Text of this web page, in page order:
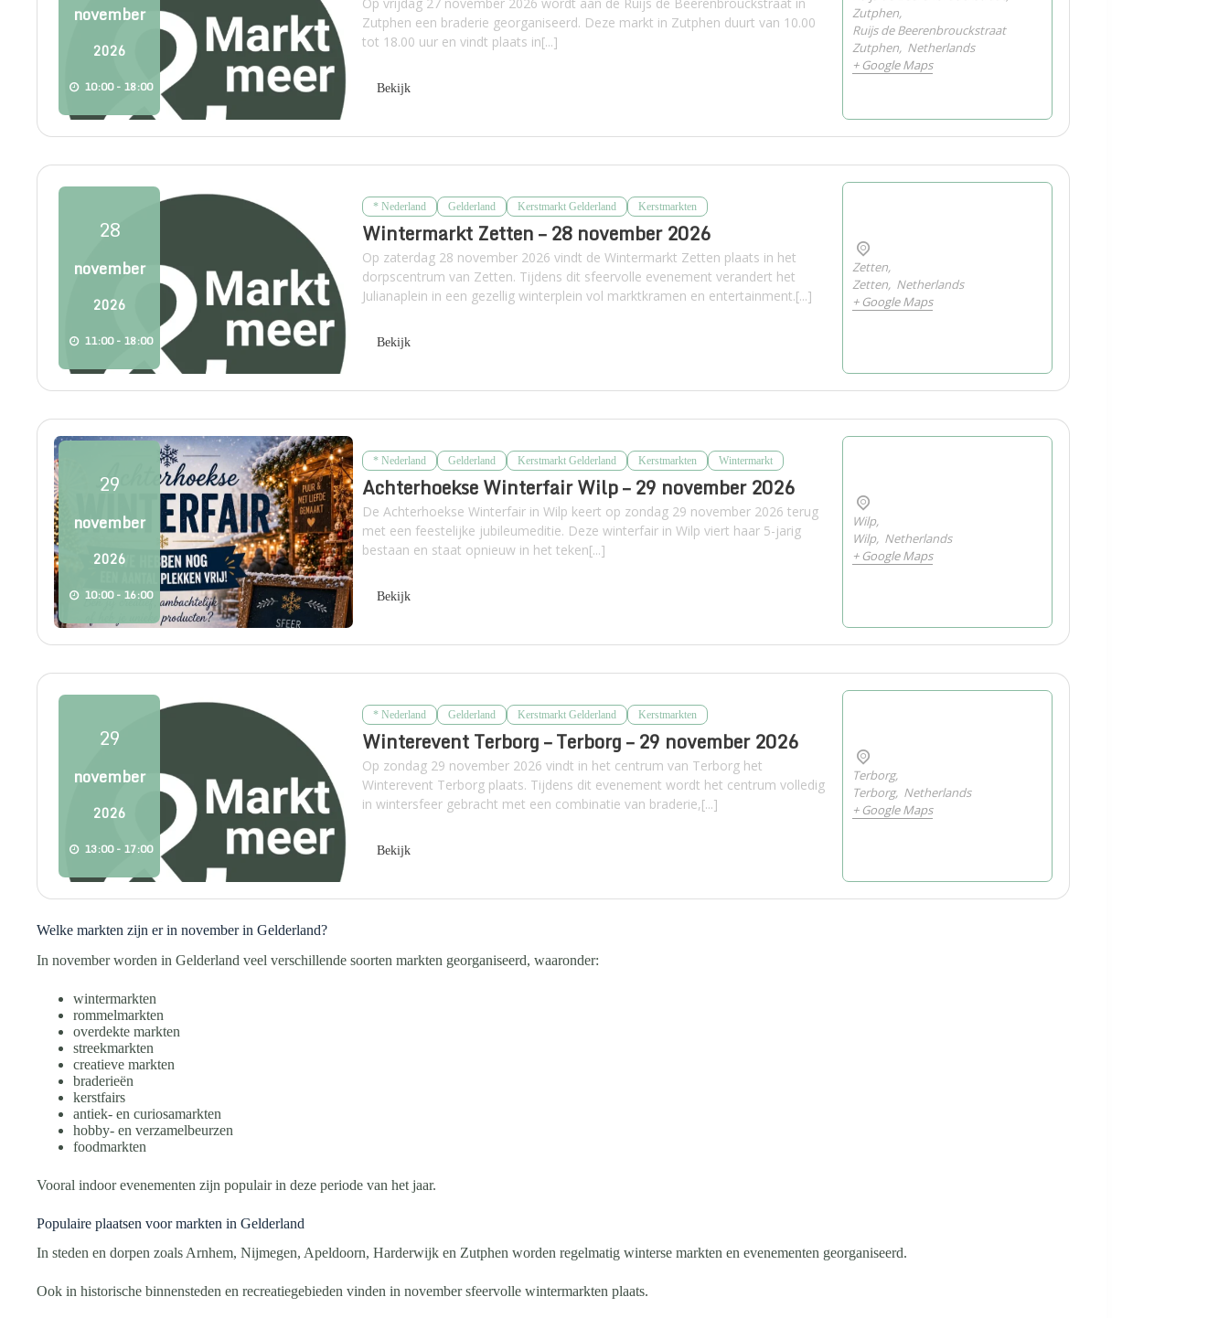
november
2026
10:00 - 18:00
Zutphen een braderie georganiseerd. Deze markt in Zutphen duurt van 10.00
tot 18.00 uur en vindt plaats in[...]
Bekijk
Zutphen,
Ruijs de Beerenbrouckstraat
Zutphen, Netherlands
+ Google Maps
28
november
2026
11:00 - 18:00
* Nederland Gelderland Kerstmarkt Gelderland Kerstmarkten
Wintermarkt Zetten – 28 november 2026
Op zaterdag 28 november 2026 vindt de Wintermarkt Zetten plaats in het
dorpscentrum van Zetten. Tijdens dit sfeervolle evenement verandert het
Julianaplein in een gezellig winterplein vol marktkramen en entertainment.[...]
Bekijk
Zetten,
Zetten, Netherlands
+ Google Maps
29
november
2026
10:00 - 16:00
* Nederland Gelderland Kerstmarkt Gelderland Kerstmarkten Wintermarkt
Achterhoekse Winterfair Wilp – 29 november 2026
De Achterhoekse Winterfair in Wilp keert op zondag 29 november 2026 terug
met een feestelijke jubileumeditie. Deze winterfair in Wilp viert haar 5-jarig
bestaan en staat opnieuw in het teken[...]
Bekijk
Wilp,
Wilp, Netherlands
+ Google Maps
29
november
2026
13:00 - 17:00
* Nederland Gelderland Kerstmarkt Gelderland Kerstmarkten
Winterevent Terborg – Terborg – 29 november 2026
Op zondag 29 november 2026 vindt in het centrum van Terborg het
Winterevent Terborg plaats. Tijdens dit evenement wordt het centrum volledig
in wintersfeer gebracht met een combinatie van braderie,[...]
Bekijk
Terborg,
Terborg, Netherlands
+ Google Maps
Welke markten zijn er in november in Gelderland?
In november worden in Gelderland veel verschillende soorten markten georganiseerd, waaronder:
wintermarkten
rommelmarkten
overdekte markten
streekmarkten
creatieve markten
braderieën
kerstfairs
antiek- en curiosamarkten
hobby- en verzamelbeurzen
foodmarkten
Vooral indoor evenementen zijn populair in deze periode van het jaar.
Populaire plaatsen voor markten in Gelderland
In steden en dorpen zoals Arnhem, Nijmegen, Apeldoorn, Harderwijk en Zutphen worden regelmatig winterse markten en evenementen georganiseerd.
Ook in historische binnensteden en recreatiegebieden vinden in november sfeervolle wintermarkten plaats.